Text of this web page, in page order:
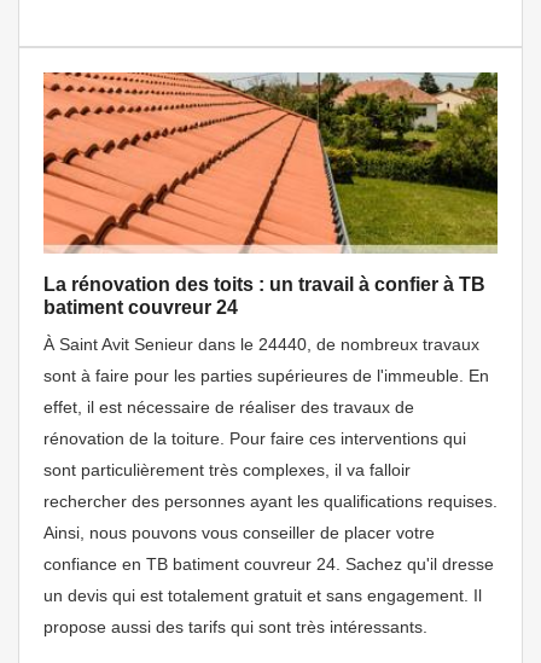
La rénovation des toits : un travail à confier à TB
batiment couvreur 24
À Saint Avit Senieur dans le 24440, de nombreux travaux
sont à faire pour les parties supérieures de l'immeuble. En
effet, il est nécessaire de réaliser des travaux de
rénovation de la toiture. Pour faire ces interventions qui
sont particulièrement très complexes, il va falloir
rechercher des personnes ayant les qualifications requises.
Ainsi, nous pouvons vous conseiller de placer votre
confiance en TB batiment couvreur 24. Sachez qu'il dresse
un devis qui est totalement gratuit et sans engagement. Il
propose aussi des tarifs qui sont très intéressants.